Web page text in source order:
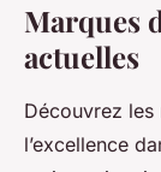
Marques
actuelles
Découvrez
l’excellence